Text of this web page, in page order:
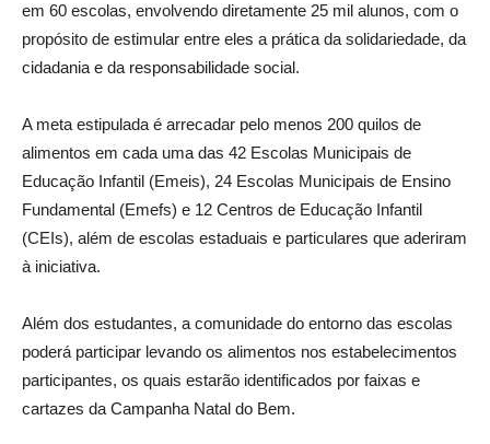
em 60 escolas, envolvendo diretamente 25 mil alunos, com o
propósito de estimular entre eles a prática da solidariedade, da
cidadania e da responsabilidade social.
A meta estipulada é arrecadar pelo menos 200 quilos de
alimentos em cada uma das 42 Escolas Municipais de
Educação Infantil (Emeis), 24 Escolas Municipais de Ensino
Fundamental (Emefs) e 12 Centros de Educação Infantil
(CEIs), além de escolas estaduais e particulares que aderiram
à iniciativa.
Além dos estudantes, a comunidade do entorno das escolas
poderá participar levando os alimentos nos estabelecimentos
participantes, os quais estarão identificados por faixas e
cartazes da Campanha Natal do Bem.